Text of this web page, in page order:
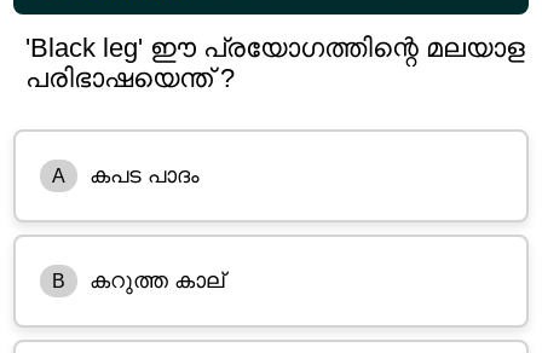
'Black leg' ഈ പ്രയോഗത്തിന്റെ മലയാള
പരിഭാഷയെന്ത് ?
A കപട പാദം
B കറുത്ത കാല്